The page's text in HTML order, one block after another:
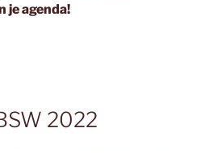
je agenda!
2022